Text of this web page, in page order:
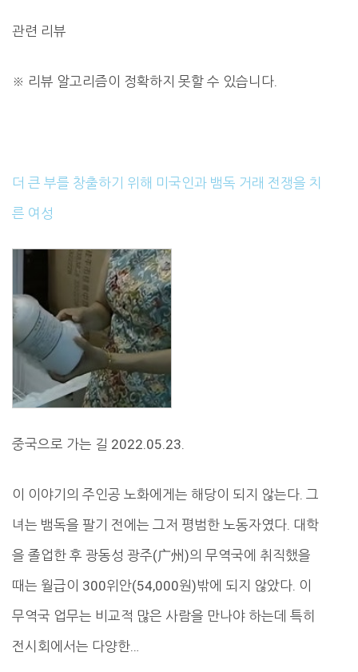
관련 리뷰
※ 리뷰 알고리즘이 정확하지 못할 수 있습니다.
더 큰 부를 창출하기 위해 미국인과 뱀독 거래 전쟁을 치
른 여성
중국으로 가는 길 2022.05.23.
이 이야기의 주인공 노화에게는 해당이 되지 않는다. 그
녀는 뱀독을 팔기 전에는 그저 평범한 노동자였다. 대학
을 졸업한 후 광동성 광주(广州)의 무역국에 취직했을
때는 월급이 300위안(54,000원)밖에 되지 않았다. 이
무역국 업무는 비교적 많은 사람을 만나야 하는데 특히
전시회에서는 다양한…